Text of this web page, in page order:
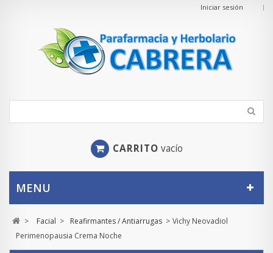
Iniciar sesión
CARRITO vacío
MENU
> Facial > Reafirmantes / Antiarrugas > Vichy Neovadiol
Perimenopausia Crema Noche